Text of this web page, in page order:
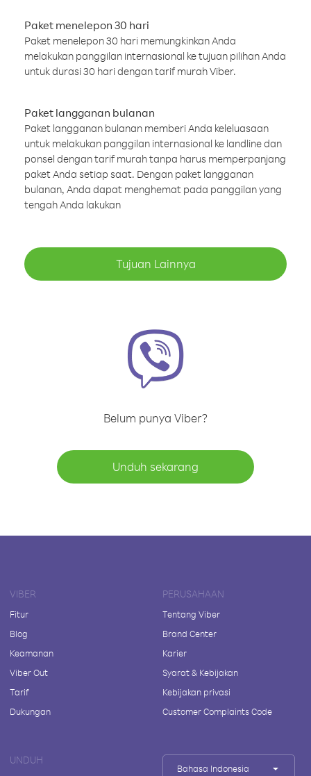
Paket menelepon 30 hari
Paket menelepon 30 hari memungkinkan Anda
melakukan panggilan internasional ke tujuan pilihan Anda
untuk durasi 30 hari dengan tarif murah Viber.
Paket langganan bulanan
Paket langganan bulanan memberi Anda keleluasaan
untuk melakukan panggilan internasional ke landline dan
ponsel dengan tarif murah tanpa harus memperpanjang
paket Anda setiap saat. Dengan paket langganan
bulanan, Anda dapat menghemat pada panggilan yang
tengah Anda lakukan
Tujuan Lainnya
Belum punya Viber?
Unduh sekarang
VIBER
Fitur
Blog
Keamanan
Viber Out
Tarif
Dukungan
PERUSAHAAN
Tentang Viber
Brand Center
Karier
Syarat & Kebijakan
Kebijakan privasi
Customer Complaints Code
UNDUH
Bahasa Indonesia